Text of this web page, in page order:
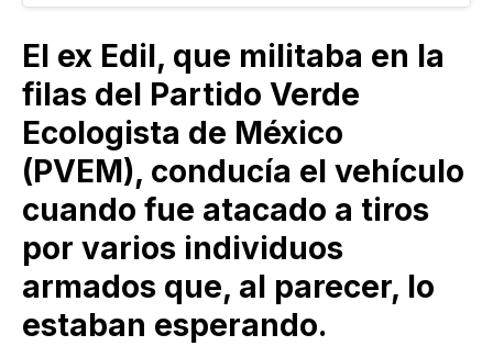
cada mes…
El ex Edil, que militaba en la
filas del Partido Verde
Ecologista de México
(PVEM), conducía el vehículo
cuando fue atacado a tiros
por varios individuos
armados que, al parecer, lo
estaban esperando.